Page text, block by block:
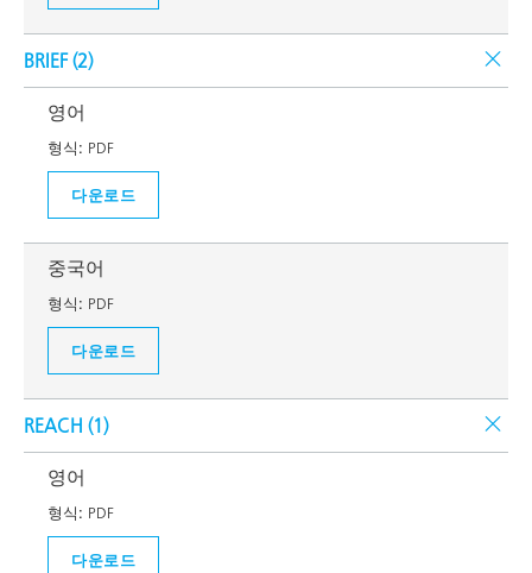
BRIEF (2)
영어
형식: PDF
다운로드
중국어
형식: PDF
다운로드
REACH (1)
영어
형식: PDF
다운로드